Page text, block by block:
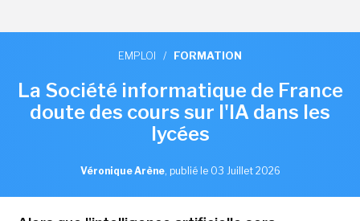
EMPLOI / FORMATION
La Société informatique de France
doute des cours sur l'IA dans les
lycées
Véronique Arène, publié le 03 Juillet 2026